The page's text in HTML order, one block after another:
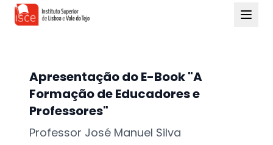
Apresentação do E-Book "A
Formação de Educadores e
Professores"
Professor José Manuel Silva